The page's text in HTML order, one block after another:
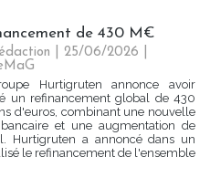
de 430 M€
| 25/06/2026
Hurtigruten annonce avoir
un refinancement global de 430
d'euros, combinant une nouvelle
et une augmentation de
Hurtigruten a annoncé dans un
le refinancement de l'ensemble